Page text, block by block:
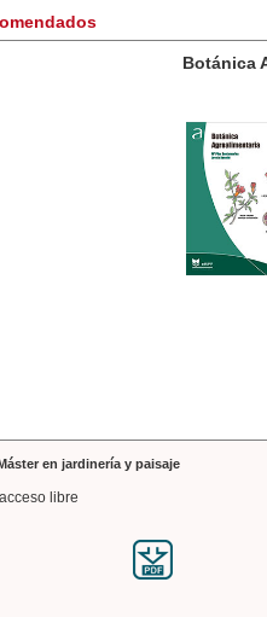
35,00 €
IVA INCLUIDO
en jardinería y paisaje
libre